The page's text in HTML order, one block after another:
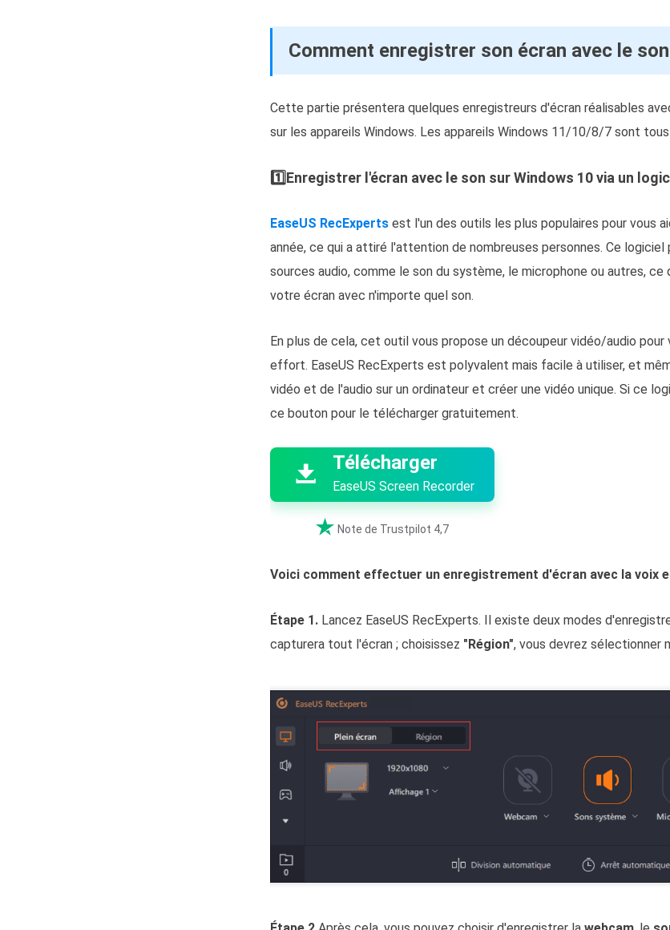
Comment enregistrer son écran avec le
Cette partie présentera quelques enregistreurs d'écran réalisables
sur les appareils Windows. Les appareils Windows 11/10/8/7 sont tous
1️⃣Enregistrer l'écran avec le son sur Windows 10 via un
EaseUS RecExperts est l'un des outils les plus populaires pour
année, ce qui a attiré l'attention de nombreuses personnes. Ce
sources audio, comme le son du système, le microphone ou autres,
votre écran avec n'importe quel son.
En plus de cela, cet outil vous propose un découpeur vidéo/audio
effort. EaseUS RecExperts est polyvalent mais facile à utiliser, et
vidéo et de l'audio sur un ordinateur et créer une vidéo unique. Si ce
ce bouton pour le télécharger gratuitement.

 Télécharger
EaseUS Screen Recorder
 Note de Trustpilot 4,7
Voici comment effectuer un enregistrement d'écran avec la voix
Étape 1. Lancez EaseUS RecExperts. Il existe deux modes
capturera tout l'écran ; choisissez "Région", vous devrez sélectionner